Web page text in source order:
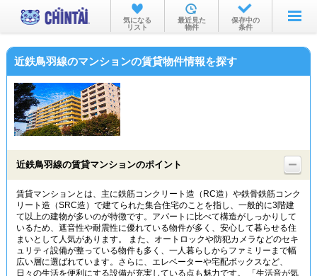
お部屋を探す
沿線・駅から
物件特集から
TOP
気になる
リスト
最近見た
物件
保存中の
条件
近鉄鳥羽線のマンションの賃貸物件情報を探す
近鉄鳥羽線の賃貸マンションのポイント
賃貸マンションとは、主に鉄筋コンクリート造（RC造）や鉄骨鉄筋コンク
リート造（SRC造）で建てられた集合住宅のことを指し、一般的に3階建
て以上の建物が多いのが特徴です。アパートに比べて構造がしっかりして
いるため、遮音性や耐震性に優れている物件が多く、安心して暮らせる住
まいとして人気があります。 また、オートロックや防犯カメラなどのセキ
ュリティ設備が整っている物件も多く、一人暮らしからファミリーまで幅
広い層に選ばれています。さらに、エレベーターや宅配ボックスなど、
日々の生活を便利にする設備が充実している点も魅力です。 「生活音が気